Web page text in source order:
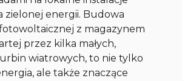
zielonej energii. Budowa
z magazynem
przez kilka małych,
wiatrowych, to nie tylko
ale także znaczące